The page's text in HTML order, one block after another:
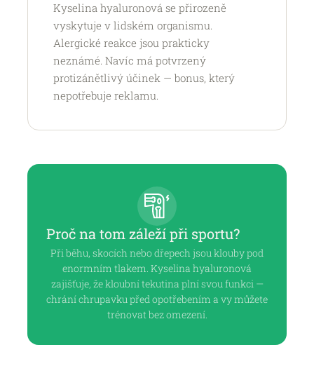
Kyselina hyaluronová se přirozeně
vyskytuje v lidském organismu.
Alergické reakce jsou prakticky
neznámé. Navíc má potvrzený
protizánětlivý účinek — bonus, který
nepotřebuje reklamu.
Proč na tom záleží při sportu?
Při běhu, skocích nebo dřepech jsou klouby pod
enormním tlakem. Kyselina hyaluronová
zajišťuje, že kloubní tekutina plní svou funkci —
chrání chrupavku před opotřebením a vy můžete
trénovat bez omezení.